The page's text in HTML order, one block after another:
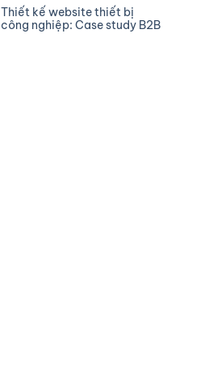
Thiết kế website thiết bị
công nghiệp: Case study B2B